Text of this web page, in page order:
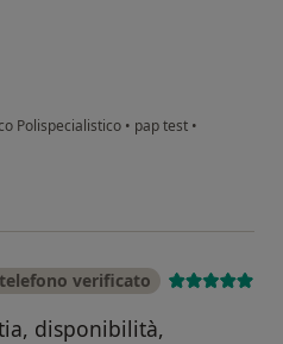
Polispecialistico • pap test •
Zilli
verificato
disponibilità,